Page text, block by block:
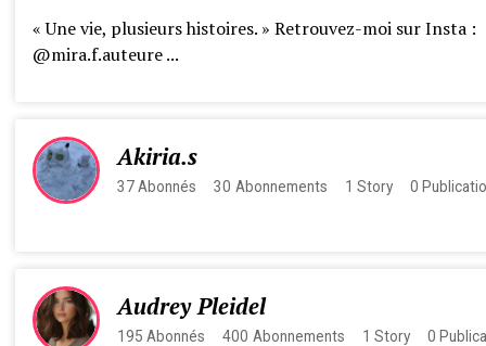
« Une vie, plusieurs histoires. » Retrouvez-moi sur Insta :
@mira.f.auteure ...
Akiria.s
37 Abonnés 30 Abonnements 1 Story 0
Audrey Pleidel
195 Abonnés 400 Abonnements 1 Story 0